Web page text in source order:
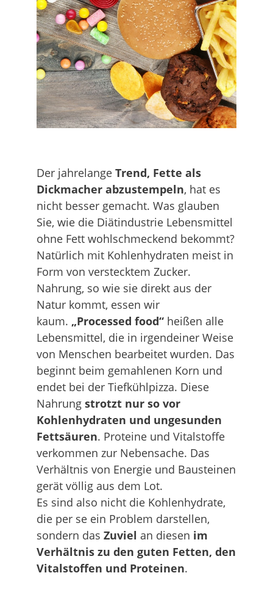
Der jahrelange Trend, Fette als
Dickmacher abzustempeln, hat es
nicht besser gemacht. Was glauben
Sie, wie die Diätindustrie Lebensmittel
ohne Fett wohlschmeckend bekommt?
Natürlich mit Kohlenhydraten meist in
Form von verstecktem Zucker.
Nahrung, so wie sie direkt aus der
Natur kommt, essen wir
kaum. „Processed food“ heißen alle
Lebensmittel, die in irgendeiner Weise
von Menschen bearbeitet wurden. Das
beginnt beim gemahlenen Korn und
endet bei der Tiefkühlpizza. Diese
Nahrung strotzt nur so vor
Kohlenhydraten und ungesunden
Fettsäuren. Proteine und Vitalstoffe
verkommen zur Nebensache. Das
Verhältnis von Energie und Bausteinen
gerät völlig aus dem Lot.
Es sind also nicht die Kohlenhydrate,
die per se ein Problem darstellen,
sondern das Zuviel an diesen im
Verhältnis zu den guten Fetten, den
Vitalstoffen und Proteinen.